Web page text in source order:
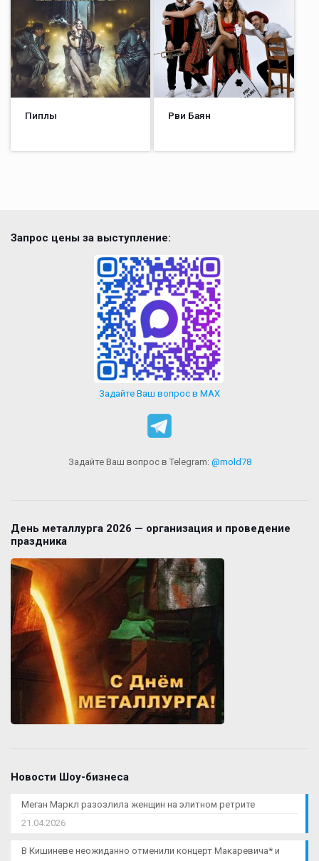
Пиплы Рви Баян
Запрос цены за выступление:
Задайте Ваш вопрос в MAX
Задайте Ваш вопрос в Telegram: @mold78
День металлурга 2026 — организация и проведение
праздника
Новости Шоу-бизнеса
Меган Маркл разозлила женщин на элитном ретрите
21.04.2026
В Кишиневе неожиданно отменили концерт Макаревича* и